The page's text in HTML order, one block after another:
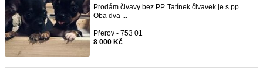
Prodám čivavy bez PP. Tatínek čivavek je s pp.
Oba dva ...
Přerov - 753 01
8 000 Kč